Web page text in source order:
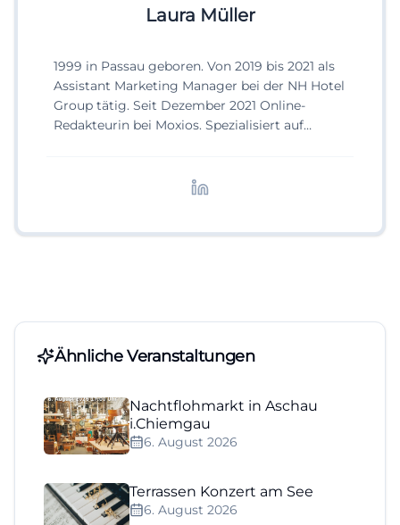
Laura Müller
1999 in Passau geboren. Von 2019 bis 2021 als
Assistant Marketing Manager bei der NH Hotel
Group tätig. Seit Dezember 2021 Online-
Redakteurin bei Moxios. Spezialisiert auf
Ähnliche Veranstaltungen
Nachtflohmarkt in Aschau
i.Chiemgau
6. August 2026
Terrassen Konzert am See
6. August 2026